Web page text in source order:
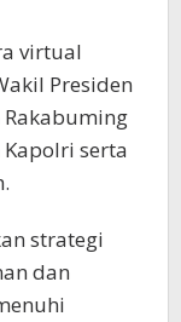
virtual
Presiden
serta
strategi
dan